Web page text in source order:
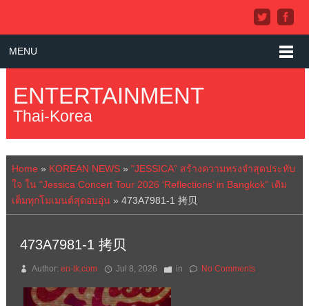
MENU
ENTERTAINMENT
Thai-Korea
Home » KOREAN NEWS» "JESSICA" สร้างความทรงจำสุดประทับ
ใจ ใน "Jessica Concert Tour 2026 ‘Reflections’ in Bangkok" เติม
เต็มทุกโมเมนต์สุดอบอุ่น » 473A7981-1 拷贝
473A7981-1 拷贝
Author: en-tk.com Jul 8, 2026 in No Comments